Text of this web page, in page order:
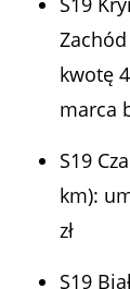
kwotę
marca
S19
km):
zł
S19